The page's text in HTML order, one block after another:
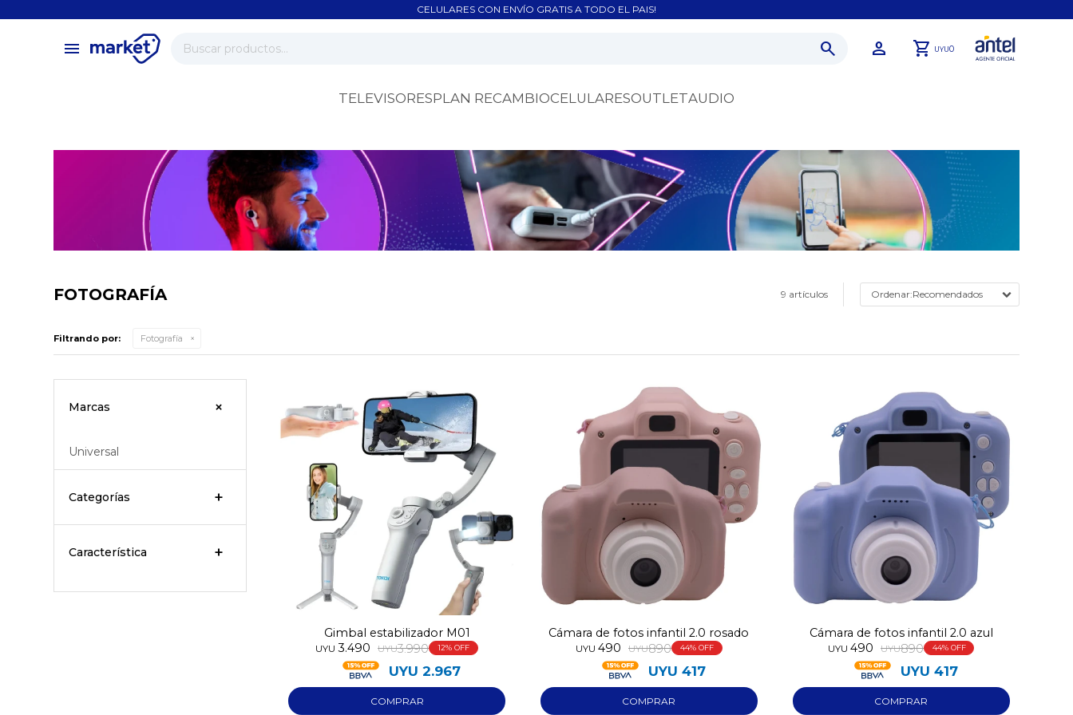
CELULARES CON ENVÍO GRATIS A TODO EL PAIS!
menu UYU0
TELEVISORESPLAN RECAMBIOCELULARESOUTLETAUDIO
FOTOGRAFÍA 9 artículos Recomendados
Filtrando por: Fotografía
Gimbal estabilizador M01
UYU 3.490 UYU3.990 12
UYU 2.967
Cámara de fotos infantil 2.0 rosado
UYU 490 UYU890 44
UYU 417
Cámara de fotos infantil 2.0 azul
UYU 490 UYU890 44
UYU 417
Marcas
Universal
Categorías
Característica
close
store